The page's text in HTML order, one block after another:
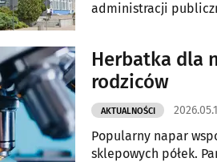
administracji
Herbatka dla
rodziców
AKTUALNOŚCI
Popularny napar
sklepowych półek.